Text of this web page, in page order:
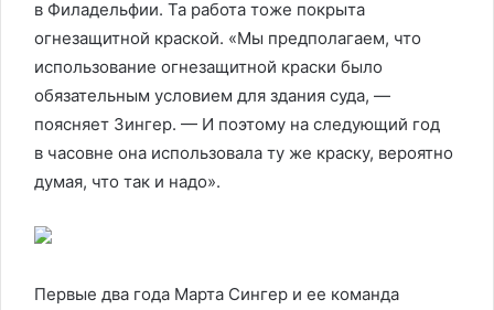
в Филадельфии. Та работа тоже покрыта
огнезащитной краской. «Мы предполагаем, что
использование огнезащитной краски было
обязательным условием для здания суда, —
поясняет Зингер. — И поэтому на следующий год
в часовне она использовала ту же краску, вероятно
думая, что так и надо».
Первые два года Марта Сингер и ее команда